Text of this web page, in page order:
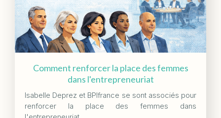
Comment renforcer la place des femmes
dans l'entrepreneuriat
Isabelle Deprez et BPIfrance se sont associés pour
renforcer la place des femmes dans